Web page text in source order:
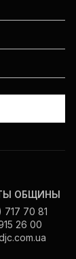
ОБЩИНЫ
70 81
26 00